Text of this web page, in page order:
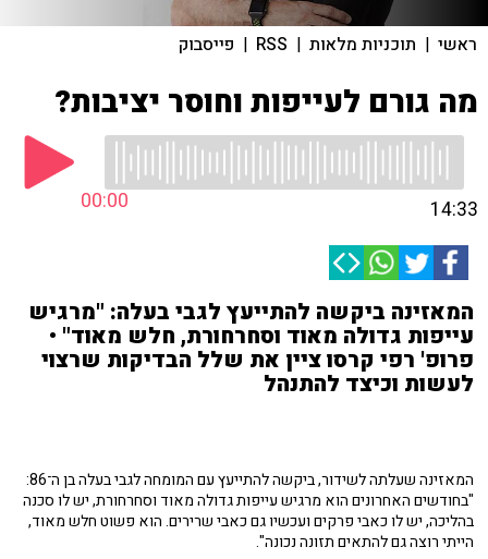
ראשי | תוכניות מלאות |
RSS
| פייסבוק
מה גורם לעייפות וחוסר יציבות?
00:00 14:33
המאזינה ביקשה להתייעץ לגבי בעלה: "מרגיש
עייפות גדולה מאוד וסחרחורת, חלש מאוד" •
פרופ' רפי קרסו ציין את שלל הבדיקות שרצוי
לעשות וכיצד להתנהל
המאזינה שעלתה לשידור, ביקשה להתייעץ עם המומחה לגבי בעלה בן ה־86:
"בחודשים האחרונים הוא מרגיש עייפות גדולה מאוד וסחרחורת, יש לו סכנה
בהליכה, יש לו כאבי פרקים ועכשיו גם כאבי שרירים. הוא פשוט חלש מאוד,
הייתי רוצה גם להתאים תזונה נכונה".